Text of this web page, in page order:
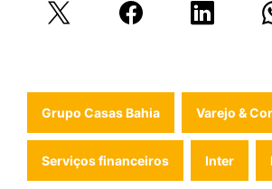
Grupo Casas Bahia Varejo &
Serviços financeiros Inter